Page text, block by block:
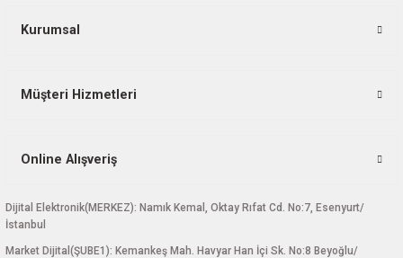
Kurumsal
Müşteri Hizmetleri
Online Alışveriş
Dijital Elektronik(MERKEZ): Namık Kemal, Oktay Rıfat Cd. No:7, Esenyurt/
İstanbul
Market Dijital(ŞUBE1): Kemankeş Mah. Havyar Han İçi Sk. No:8 Beyoğlu/